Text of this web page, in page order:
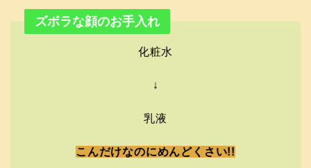
ズボラな顔のお手入れ
化粧水
↓
乳液
こんだけなのにめんどくさい!!